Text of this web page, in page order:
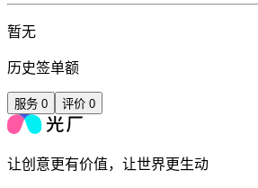
暂无
历史签单额
服务 0 评价 0
让创意更有价值，让世界更生动